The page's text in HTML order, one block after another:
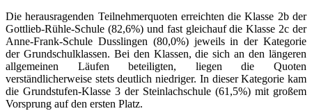
Die herausragenden Teilnehmerquoten erreichten die Klasse 2b der
Gottlieb-Rühle-Schule (82,6%) und fast gleichauf die Klasse 2c der
Anne-Frank-Schule Dusslingen (80,0%) jeweils in der Kategorie
der Grundschulklassen. Bei den Klassen, die sich an den längeren
allgemeinen Läufen beteiligten, liegen die Quoten
verständlicherweise stets deutlich niedriger. In dieser Kategorie kam
die Grundstufen-Klasse 3 der Steinlachschule (61,5%) mit großem
Vorsprung auf den ersten Platz.